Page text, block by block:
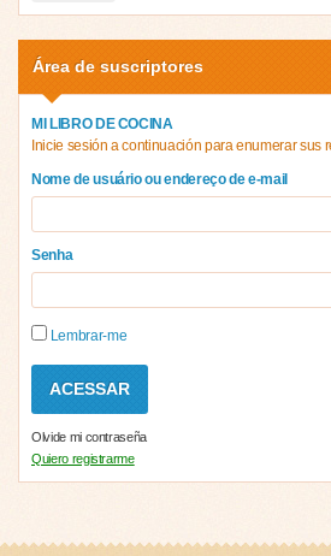
Área de suscriptores
MI LIBRO DE COCINA
Inicie sesión a continuación para enumerar sus
Nome de usuário ou endereço de e-mail
Senha
Lembrar-me
Olvide mi contraseña
Quiero registrarme